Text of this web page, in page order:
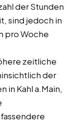
der Stunden
sind jedoch in
pro Woche
zeitliche
der
in Kahl a.Main,